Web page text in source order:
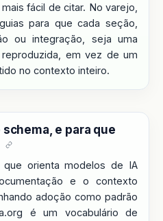
fácil de citar. No varejo,
para que cada seção,
ou integração, seja uma
em vez de um
no contexto inteiro.
e para que
orienta modelos de IA
e o contexto
adoção como padrão
é um vocabulário de